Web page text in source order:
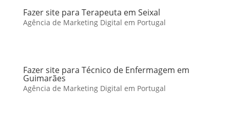
Fazer site para Terapeuta em Seixal
Agência de Marketing Digital em Portugal
Fazer site para Técnico de Enfermagem em
Guimarães
Agência de Marketing Digital em Portugal